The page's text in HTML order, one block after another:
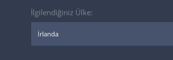
İlgilendiğiniz Ülke: